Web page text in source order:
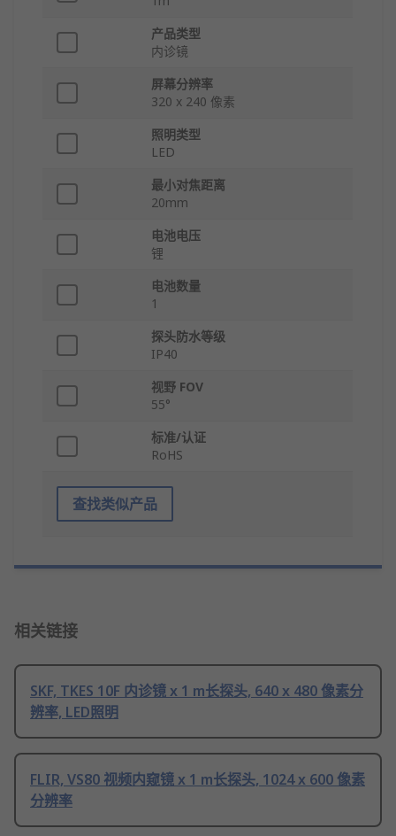
产品类型
内诊镜
屏幕分辨率
320 x 240 像素
照明类型
LED
最小对焦距离
20mm
电池电压
锂
电池数量
1
探头防水等级
IP40
视野 FOV
55°
标准/认证
RoHS
查找类似产品
相关链接
SKF, TKES 10F 内诊镜 x 1 m长探头, 640 x 480 像素分
辨率, LED照明
FLIR, VS80 视频内窥镜 x 1 m长探头, 1024 x 600 像素
分辨率